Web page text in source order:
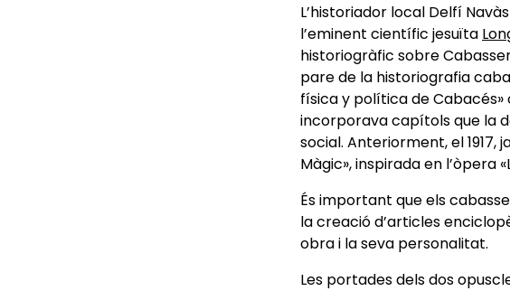
L’historiador local Delfí
l’eminent científic jesuïta
historiogràfic sobre
pare de la historiografia
física y política de
incorporava capítols que la
social. Anteriorment, el 1917,
Màgic», inspirada en l’òpera
És important que els
la creació d’articles
obra i la seva personalitat.
Les portades dels dos